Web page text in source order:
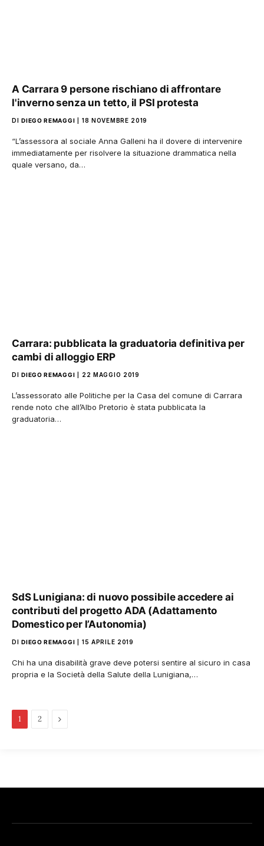
A Carrara 9 persone rischiano di affrontare
l'inverno senza un tetto, il PSI protesta
DI DIEGO REMAGGI 18 NOVEMBRE 2019
“L’assessora al sociale Anna Galleni ha il dovere di intervenire
immediatamente per risolvere la situazione drammatica nella
quale versano, da…
Carrara: pubblicata la graduatoria definitiva per
cambi di alloggio ERP
DI DIEGO REMAGGI 22 MAGGIO 2019
L’assessorato alle Politiche per la Casa del comune di Carrara
rende noto che all’Albo Pretorio è stata pubblicata la
graduatoria…
SdS Lunigiana: di nuovo possibile accedere ai
contributi del progetto ADA (Adattamento
Domestico per l’Autonomia)
DI DIEGO REMAGGI 15 APRILE 2019
Chi ha una disabilità grave deve potersi sentire al sicuro in casa
propria e la Società della Salute della Lunigiana,…
1 2
Pagina